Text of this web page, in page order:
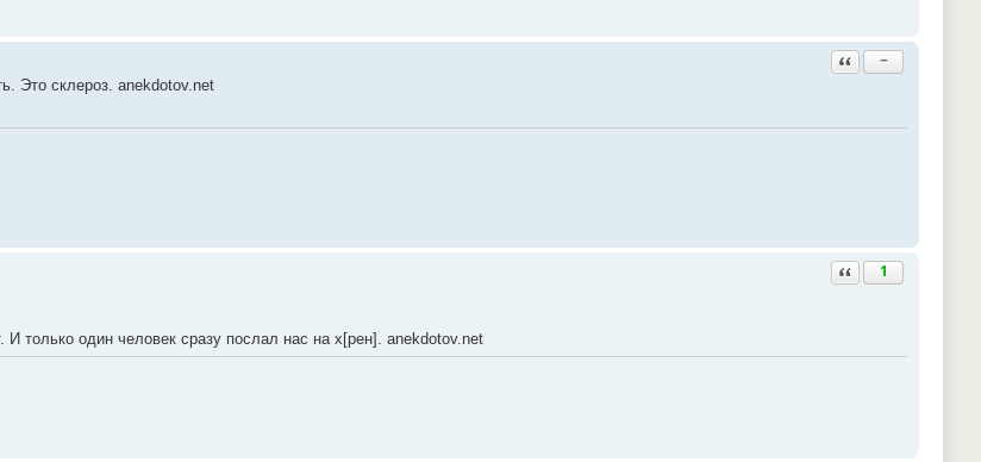
Ответить с цитатой
−
Это склероз. anekdotov.net
Ответить с цитатой
1
И только один человек сразу послал нас на х[рен]. anekdotov.net